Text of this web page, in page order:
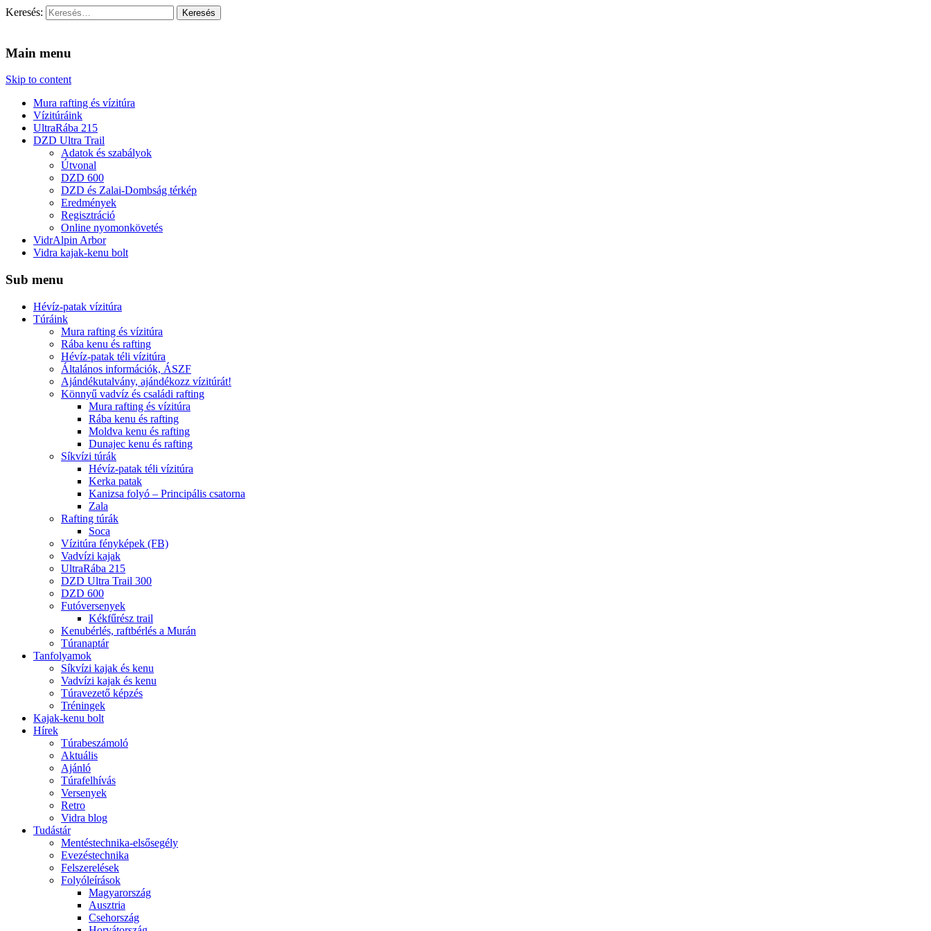
Keresés:
Main menu
Skip to content
Mura rafting és vízitúra
Vízitúráink
UltraRába 215
DZD Ultra Trail
Adatok és szabályok
Útvonal
DZD 600
DZD és Zalai-Dombság térkép
Eredmények
Regisztráció
Online nyomonkövetés
VidrAlpin Arbor
Vidra kajak-kenu bolt
Sub menu
Hévíz-patak vízitúra
Túráink
Mura rafting és vízitúra
Rába kenu és rafting
Hévíz-patak téli vízitúra
Általános információk, ÁSZF
Ajándékutalvány, ajándékozz vízitúrát!
Könnyű vadvíz és családi rafting
Mura rafting és vízitúra
Rába kenu és rafting
Moldva kenu és rafting
Dunajec kenu és rafting
Síkvízi túrák
Hévíz-patak téli vízitúra
Kerka patak
Kanizsa folyó – Principális csatorna
Zala
Rafting túrák
Soca
Vízitúra fényképek (FB)
Vadvízi kajak
UltraRába 215
DZD Ultra Trail 300
DZD 600
Futóversenyek
Kékfűrész trail
Kenubérlés, raftbérlés a Murán
Túranaptár
Tanfolyamok
Síkvízi kajak és kenu
Vadvízi kajak és kenu
Túravezető képzés
Tréningek
Kajak-kenu bolt
Hírek
Túrabeszámoló
Aktuális
Ajánló
Túrafelhívás
Versenyek
Retro
Vidra blog
Tudástár
Mentéstechnika-elsősegély
Evezéstechnika
Felszerelések
Folyóleírások
Magyarország
Ausztria
Csehország